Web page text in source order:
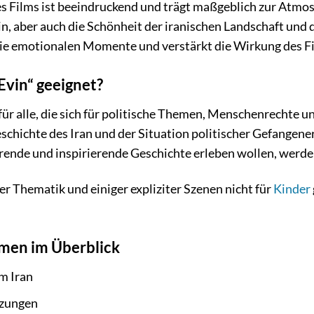
Films ist beeindruckend und trägt maßgeblich zur
aber auch die Schönheit der iranischen Landschaft
emotionalen Momente und verstärkt die Wirkung des
geeignet?
alle, die sich für politische Themen, Menschenrechte
des Iran und der Situation politischer
und inspirierende Geschichte erleben wollen,
Thematik und einiger expliziter Szenen nicht fürKinder
im Überblick
Iran